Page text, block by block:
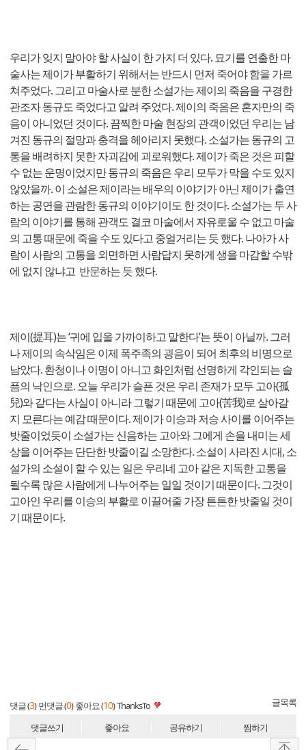
우리가 잊지 말아야 할 사실이 한 가지 더 있다. 묘기를 연출한 마
술사는 제이가 부활하기 위해서는 반드시 먼저 죽어야 함을 가르
쳐주었다. 그리고 마술사로 분한 소설가는 제이의 죽음을 구경한
관조자 동규도 죽었다고 알려 주었다. 제이의 죽음은 혼자만의 죽
음이 아니었던 것이다. 끔찍한 마술 현장의 관객이었던 우리는 남
겨진 동규의 절망과 충격을 헤아리지 못했다. 소설가는 동규의 고
통을 배려하지 못한 자괴감에 괴로워했다. 제이가 죽은 것은 피할
수 없는 운명이었지만 동규의 죽음은 우리 모두가 막을 수도 있지
않았을까. 이 소설은 제이라는 배우의 이야기가 아닌 제이가 출연
하는 공연을 관람한 동규의 이야기이도 한 것이다. 소설가는 두 사
람의 이야기를 통해 관객도 결코 마술에서 자유로울 수 없고 마술
의 고통 때문에 죽을 수도 있다고 중얼거리는 듯 했다. 나아가 사
람이 사람의 고통을 외면하면 사람답지 못하게 생을 마감할 수밖
에 없지 않냐고 반문하는 듯 했다.
제이(提耳)는 ‘귀에 입을 가까이하고 말한다’는 뜻이 아닐까. 그러
나 제이의 속삭임은 이제 폭주족의 굉음이 되어 최후의 비명으로
남았다. 환청이나 이명이 아니고 화인처럼 선명하게 각인되는 슬
픔의 낙인으로. 오늘 우리가 슬픈 것은 우리 존재가 모두 고아(孤
兒)와 같다는 사실이 아니라 그렇기 때문에 고아(苦我)로 살아갈
지 모른다는 예감 때문이다. 제이가 이승과 저승 사이를 이어주는
밧줄이었듯이 소설가는 신음하는 고아와 그에게 손을 내미는 세
상을 이어주는 단단한 밧줄이길 소망한다. 소설이 사라진 시대, 소
설가의 소설이 할 수 있는 일은 우리네 고아 같은 지독한 고통을
될수록 많은 사람에게 나누어주는 일일 것이기 때문이다. 그것이
고아인 우리를 이승의 부활로 이끌어줄 가장 튼튼한 밧줄일 것이
기 때문이다.
댓글 (3) 먼댓글 (0) 좋아요 (10)ThanksTo 글목록
댓글쓰기 좋아요 공유하기 찜하기